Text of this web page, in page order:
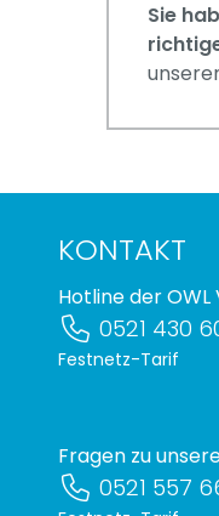
Sie
KONTAKT
Hotline der
0521 430
Festnetz-Tarif
Fragen zu
0521 557